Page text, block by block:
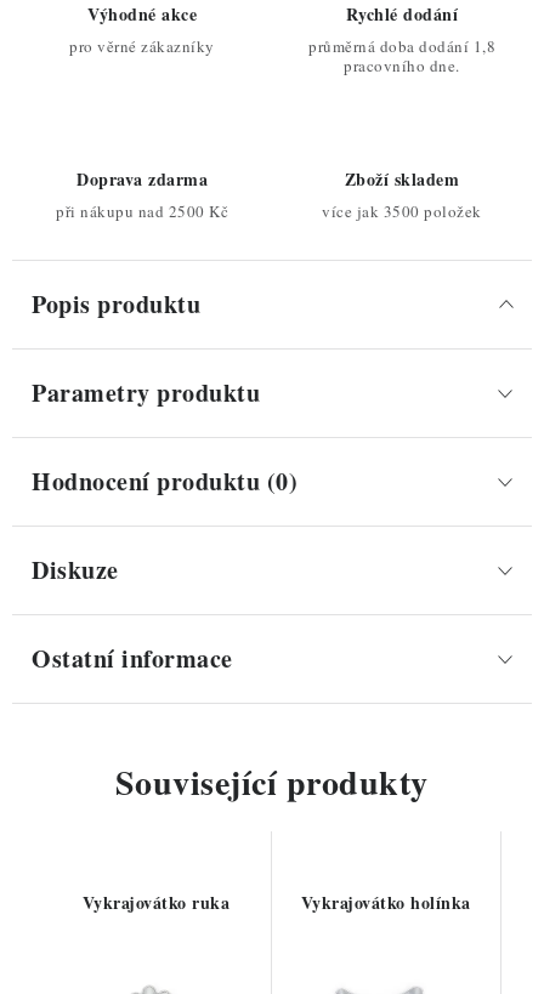
Výhodné akce
pro věrné zákazníky
Rychlé dodání
průměrná doba dodání 1,8
pracovního dne.
Doprava zdarma
při nákupu nad 2500 Kč
Zboží skladem
více jak 3500 položek
Popis produktu
Parametry produktu
Hodnocení produktu (0)
Diskuze
Ostatní informace
Související produkty
Vykrajovátko ruka Vykrajovátko holínka